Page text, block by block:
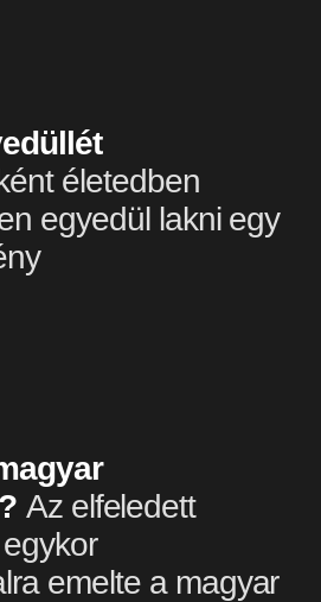
életedben
egyedül lakni egy
Az elfeledett
emelte a magyar